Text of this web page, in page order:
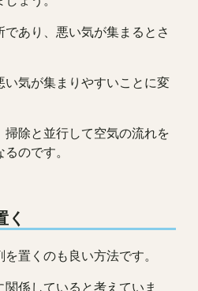
であり、悪い気が集まるとさ
い気が集まりやすいことに変
除と並行して空気の流れを
のです。
く
置くのも良い方法です。
係していると考えていま